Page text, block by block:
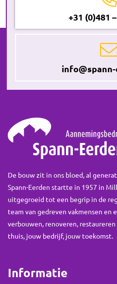
+31 (0)481
De bouw zit in ons bloed, al
Spann-Eerden startte in 1957 in
uitgegroeid tot een begrip in de
team van gedreven vakmensen en
verbouwen, renoveren,
thuis, jouw bedrijf, jouw toekomst.
Informatie